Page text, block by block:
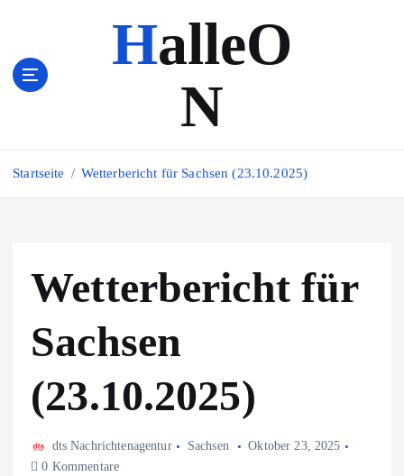
s
HalleO
N
Startseite Wetterbericht für Sachsen (23.10.2025)
Wetterbericht für
Sachsen
(23.10.2025)
dts Nachrichtenagentur Sachsen
Oktober 23, 2025
0 Kommentare